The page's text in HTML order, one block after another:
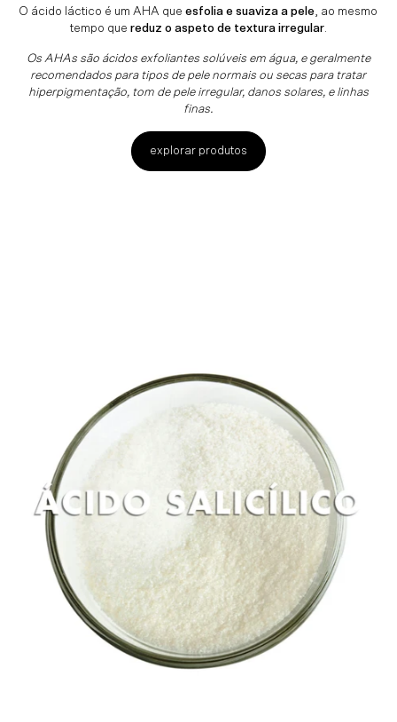
O ácido láctico é um AHA queesfolia e suaviza a pele, ao mesmo
tempo que reduz o aspeto de textura irregular.
Os AHAs são ácidos exfoliantes solúveis em água, e geralmente
recomendados para tipos de pele normais ou secas para tratar
hiperpigmentação, tom de pele irregular, danos solares, e linhas
finas.
explorar produtos